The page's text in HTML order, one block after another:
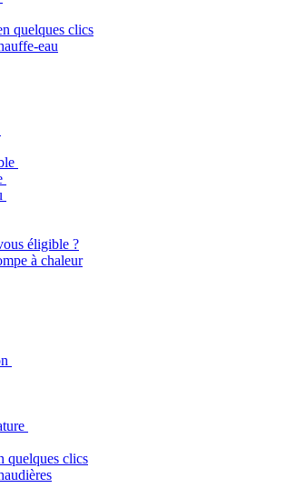
quelques clics
eau
éligible ?
à chaleur
quelques clics